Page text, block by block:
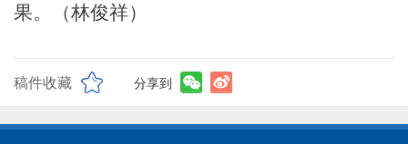
果。
（林俊祥）
稿件收藏 分享到